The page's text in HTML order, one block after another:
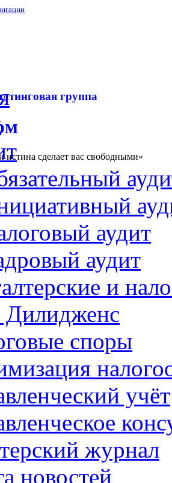
группа
истина сделает вас свободными»
аудит
аудит
и
споры
учёт
журнал
новостей